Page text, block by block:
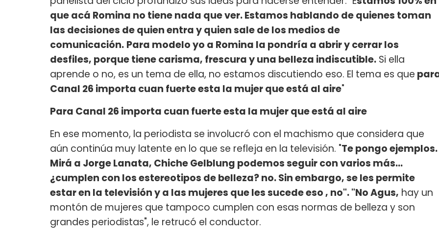
que acá Romina no tiene nada que ver. Estamos hablando de quienes toman
las decisiones de quien entra y quien sale de los medios de
comunicación. Para modelo yo a Romina la pondría a abrir y cerrar los
desfiles, porque tiene carisma, frescura y una belleza indiscutible. Si ella
aprende o no, es un tema de ella, no estamos discutiendo eso. El tema es que
Canal 26 importa cuan fuerte esta la mujer que está al aire"
Para Canal 26 importa cuan fuerte esta la mujer que está al aire
En ese momento, la periodista se involucró con el machismo que considera que
aún continúa muy latente en lo que se refleja en la televisión. "Te pongo ejemplos.
Mirá a Jorge Lanata, Chiche Gelblung podemos seguir con varios más...
¿cumplen con los estereotipos de belleza? no. Sin embargo, se les permite
estar en la televisión y a las mujeres que les sucede eso , no". "No Agus, hay un
montón de mujeres que tampoco cumplen con esas normas de belleza y son
grandes periodistas", le retrucó el conductor.